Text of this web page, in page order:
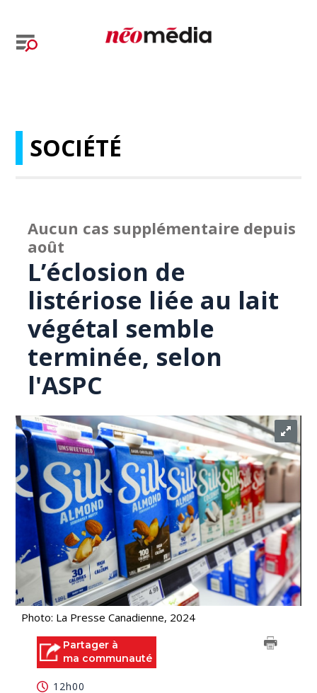
SOCIÉTÉ
Aucun cas supplémentaire depuis
août
L’éclosion de
listériose liée au lait
végétal semble
terminée, selon
l'ASPC
Photo: La Presse Canadienne, 2024
Partager à
ma communauté
12h00